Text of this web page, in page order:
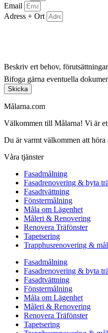
Email
Adress + Ort
Beskriv ert behov,
Bifoga gärna eventuella
Skicka
Målarna.com
Välkommen till Målarna! Vi är
Du är varmt välkommen att
Våra tjänster
Fasadmålning
Fasadrenovering & byta
Fasadtvättning
Fönstermålning
Måla om Lägenhet
Måleri & Renovering
Renovera Träfönster
Tapetsering
Trapphusrenovering &
Fasadmålning
Fasadrenovering & byta
Fasadtvättning
Fönstermålning
Måla om Lägenhet
Måleri & Renovering
Renovera Träfönster
Tapetsering